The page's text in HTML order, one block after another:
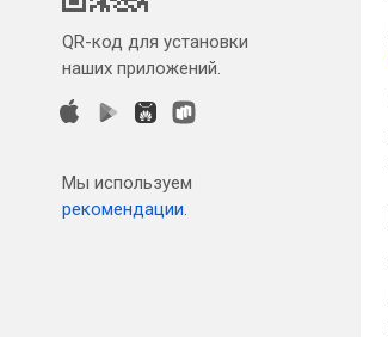
QR-код для установки
наших приложений.
Мы используем
рекомендации.